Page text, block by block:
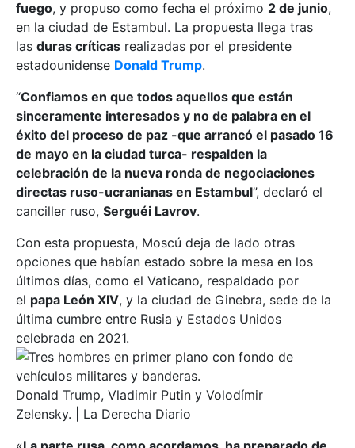
fuego, y propuso como fecha el próximo 2 de junio,
en la ciudad de Estambul. La propuesta llega tras
las duras críticas realizadas por el presidente
estadounidense Donald Trump.
“Confiamos en que todos aquellos que están
sinceramente interesados y no de palabra en el
éxito del proceso de paz -que arrancó el pasado 16
de mayo en la ciudad turca- respalden la
celebración de la nueva ronda de negociaciones
directas ruso-ucranianas en Estambul”, declaró el
canciller ruso, Serguéi Lavrov.
Con esta propuesta, Moscú deja de lado otras
opciones que habían estado sobre la mesa en los
últimos días, como el Vaticano, respaldado por
el papa León XIV, y la ciudad de Ginebra, sede de la
última cumbre entre Rusia y Estados Unidos
celebrada en 2021.
Donald Trump, Vladimir Putin y Volodímir
Zelensky. | La Derecha Diario